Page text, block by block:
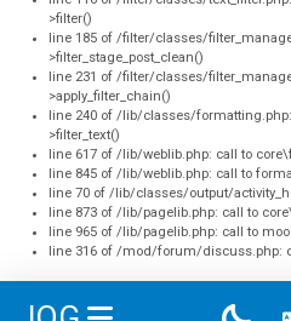
>filter()
line 185 of /filter/classes/
>filter_stage_post_clean()
line 231 of /filter/classes/
>apply_filter_chain()
line 240 of /lib/classes/
>filter_text()
line 617 of /lib/weblib.php: call to
line 845 of /lib/weblib.php: call to
line 70 of /lib/classes/output/
line 873 of /lib/pagelib.php: call to
line 965 of /lib/pagelib.php: call to
line 316 of /mod/forum/discuss.php: